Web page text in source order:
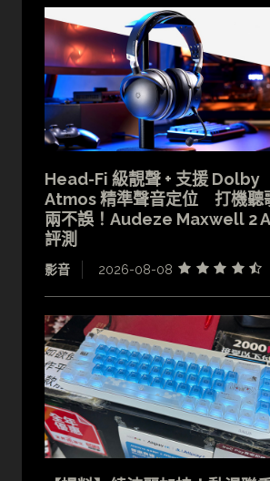
Head-Fi 級靚聲 + 支援 Dolby
Atmos 精準聲音定位 打機聽
兩不誤！Audeze Maxwell 2
評測
影音 2026-08-08